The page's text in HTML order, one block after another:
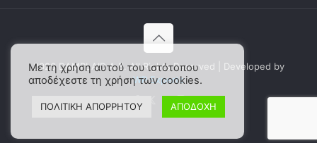
2026 DAMPLAID Α.Ε. All Rights Reserved | Developed by
WP Experts
Με τη χρήση αυτού του ιστότοπου
αποδέχεστε τη χρήση των cookies.
ΠΟΛΙΤΙΚΗ ΑΠΟΡΡΗΤΟΥ ΑΠΟΔΟΧΗ